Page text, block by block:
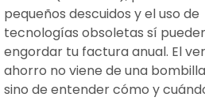
pequeños descuidos y el uso de
tecnologías obsoletas sí
engordar tu factura anual. El
ahorro no viene de una
sino de entender cómo y